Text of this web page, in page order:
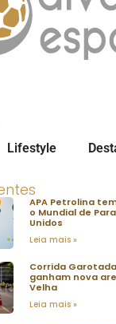
Lifestyle
APA Petrolina
o Mundial de
Unidos
Leia mais »
Corrida
ganham nova
Velha
Leia mais »